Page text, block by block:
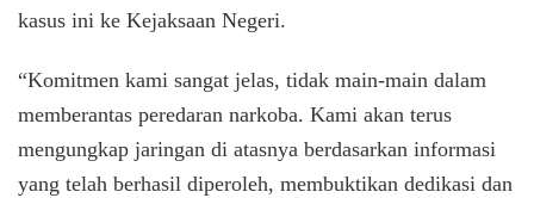
kasus ini ke Kejaksaan Negeri.
“Komitmen kami sangat jelas, tidak main-main dalam
memberantas peredaran narkoba. Kami akan terus
mengungkap jaringan di atasnya berdasarkan informasi
yang telah berhasil diperoleh, membuktikan dedikasi dan